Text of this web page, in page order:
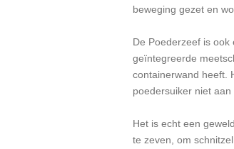
beweging gezet en
De Poederzeef is
geïntegreerde
containerwand heeft.
poedersuiker niet aan
Het is echt een
te zeven, om